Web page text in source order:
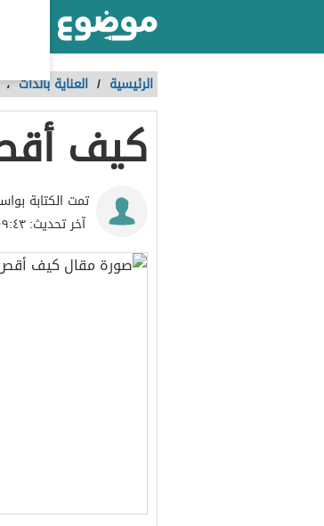
الرئيسية / العناية بالذات،
كيف
تمت الكتابة
آخر تحديث:٠٩:٤٣ ، ١٥ مارس